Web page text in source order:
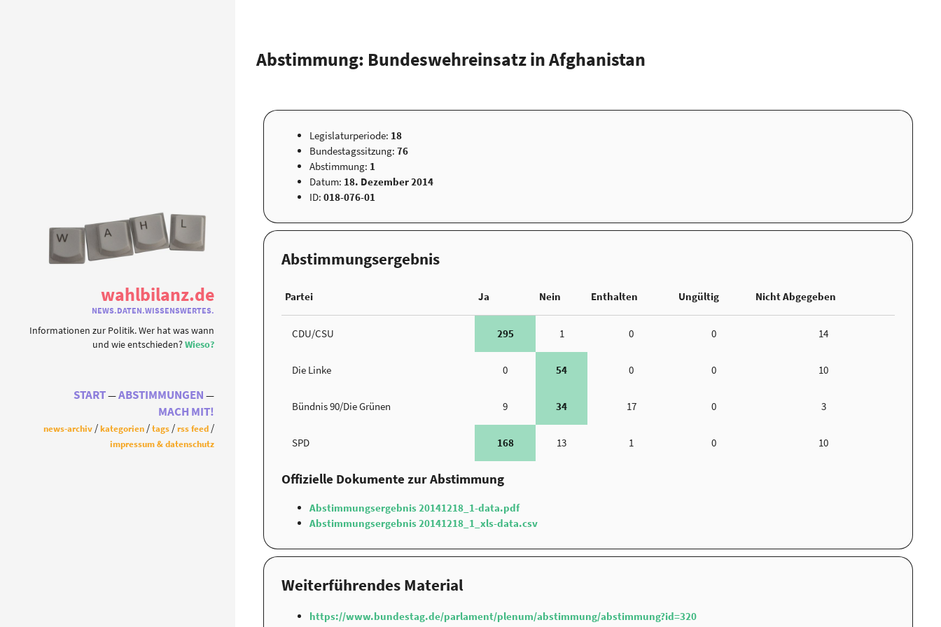
wahlbilanz.de
NEWS.DATEN.WISSENSWERTES.
Informationen zur Politik. Wer hat was wann
und wie entschieden?Wieso?
START
ABSTIMMUNGEN
MACH MIT!
news-archiv kategorien tags
rss feed
impressum & datenschutz
Abstimmung: Bundeswehreinsatz in Afghanistan
Legislaturperiode: 18
Bundestagssitzung: 76
Abstimmung: 1
Datum: 18. Dezember 2014
ID: 018-076-01
Abstimmungsergebnis
Partei Ja Nein Enthalten Ungültig Nicht Abgegeben
CDU/CSU 295 1 0 0 14
Die Linke 0 54 0 0 10
Bündnis 90/Die Grünen 9 34 17 0 3
SPD 168 13 1 0 10
Offizielle Dokumente zur Abstimmung
Abstimmungsergebnis 20141218_1-data.pdf
Abstimmungsergebnis 20141218_1_xls-data.csv
Weiterführendes Material
https://www.bundestag.de/parlament/plenum/abstimmung/abstimmung?id=320